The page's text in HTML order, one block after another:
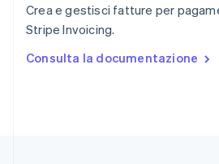
Crea e gestisci fatture per
Stripe Invoicing.
Consulta la documentazione
Spagna
EspañolEnglish
English Español简体中文